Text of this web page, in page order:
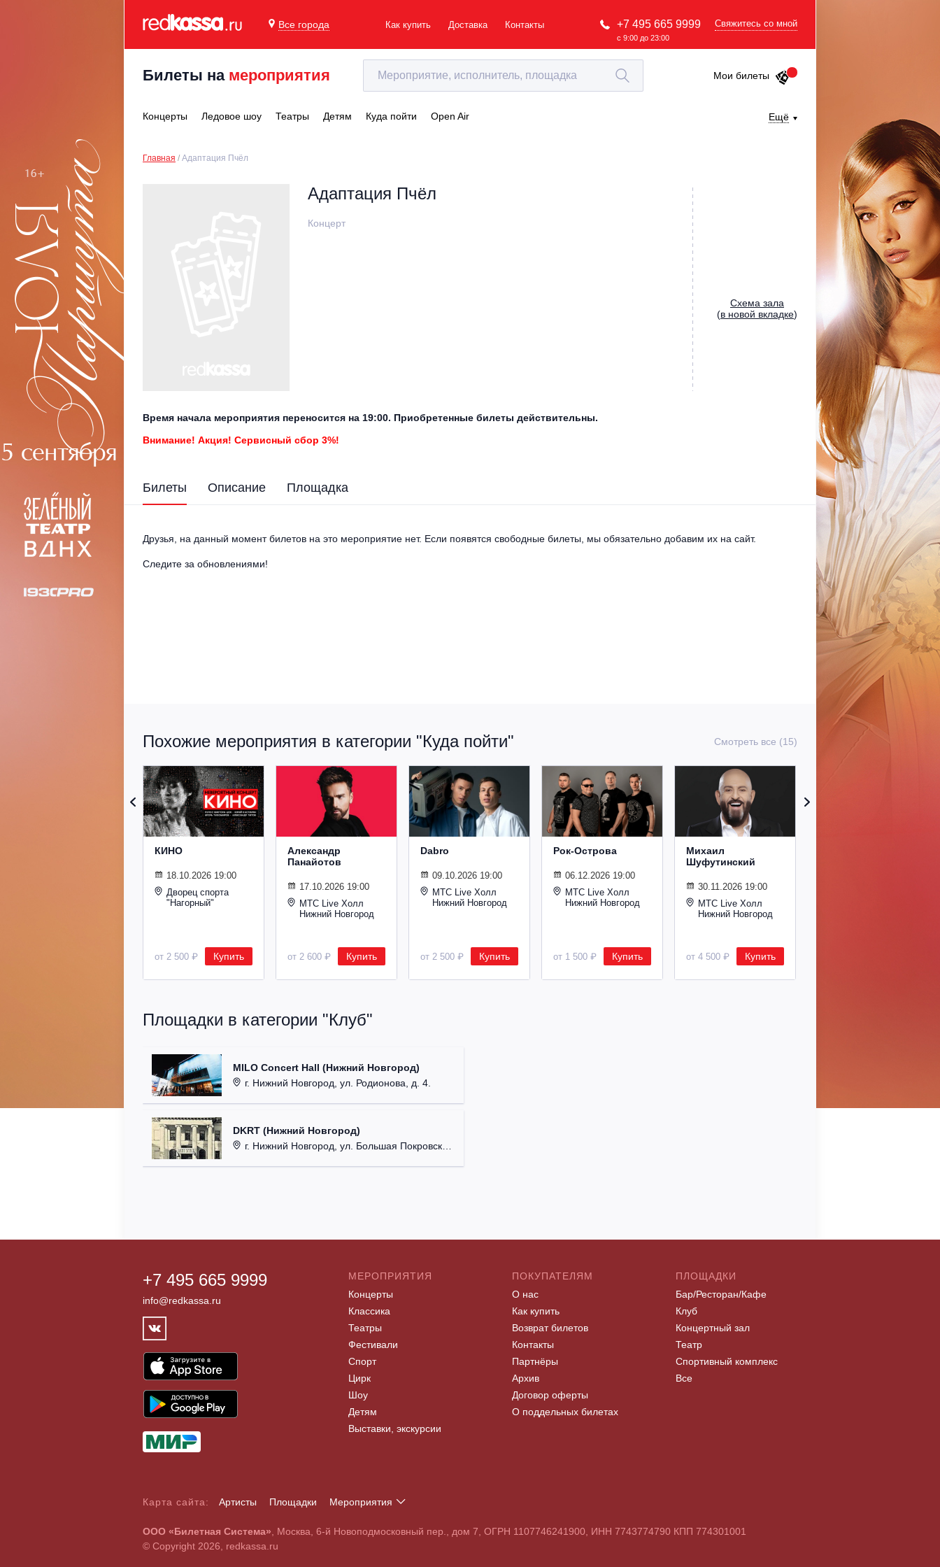
Все города Как купить Доставка Контакты +7 495 665 9999
с 9:00 до 23:00
Свяжитесь со мной
Билеты на мероприятия Мои билеты
Концерты Ледовое шоу Театры Детям Куда пойти Open Air Ещё
Главная Адаптация Пчёл
Адаптация Пчёл
Концерт
Cхема зала
(в новой вкладке)
Время начала мероприятия переносится на 19:00. Приобретенные билеты действительны.
Внимание! Акция! Сервисный сбор 3%!
Билеты Описание Площадка
Друзья, на данный момент билетов на это мероприятие нет. Если появятся свободные билеты, мы обязательно добавим их на сайт.
Следите за обновлениями!
Похожие мероприятия в категории "Куда пойти" Смотреть все (15)
КИНО
18.10.2026 19:00
Дворец спорта
"Нагорный"
от 2 500 ₽ Купить
Александр
Панайотов
17.10.2026 19:00
МТС Live Холл
Нижний Новгород
от 2 600 ₽ Купить
Dabro
09.10.2026 19:00
МТС Live Холл
Нижний Новгород
от 2 500 ₽ Купить
Рок-Острова
06.12.2026 19:00
МТС Live Холл
Нижний Новгород
от 1 500 ₽ Купить
Михаил
Шуфутинский
30.11.2026 19:00
МТС Live Холл
Нижний Новгород
от 4 500 ₽ Купить
Площадки в категории "Клуб"
MILO Concert Hall (Нижний Новгород)
г. Нижний Новгород, ул. Родионова, д. 4.
DKRT (Нижний Новгород)
г. Нижний Новгород, ул. Большая Покровская, д. 18.
+7 495 665 9999
info@redkassa.ru
МЕРОПРИЯТИЯ
Концерты
Классика
Театры
Фестивали
Спорт
Цирк
Шоу
Детям
Выставки, экскурсии
ПОКУПАТЕЛЯМ
О нас
Как купить
Возврат билетов
Контакты
Партнёры
Архив
Договор оферты
О поддельных билетах
ПЛОЩАДКИ
Бар/Ресторан/Кафе
Клуб
Концертный зал
Театр
Спортивный комплекс
Все
Карта сайта: Артисты Площадки
Мероприятия
A B C D E F G H I J K L M N O P Q R S T U V W X Y Z
0 1 2 3 4 5 6 7 8 9
ООО «Билетная Система» , Москва, 6-й Новоподмосковный пер., дом 7, ОГРН 1107746241900, ИНН 7743774790 КПП 774301001
© Copyright 2026, redkassa.ru